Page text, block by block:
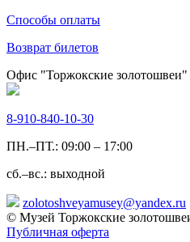
Способы оплаты
Возврат билетов
Офис "Торжокские золотошвеи"
8-910-840-10-30
ПН.–ПТ.: 09:00 – 17:00
сб.–вс.: выходной
zolotoshveyamusey@yandex.ru
© Музей Торжокские
Публичная оферта